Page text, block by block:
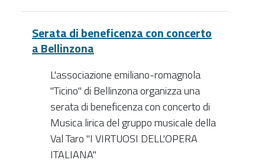
Serata di beneficenza con concerto
a Bellinzona
L'associazione emiliano-romagnola
"Ticino" di Bellinzona organizza una
serata di beneficenza con concerto di
Musica lirica del gruppo musicale della
Val Taro "I VIRTUOSI DELL'OPERA
ITALIANA"